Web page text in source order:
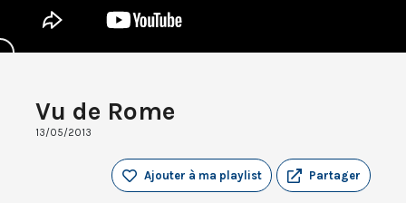
Vu de Rome
13/05/2013
Partager
Ajouter à ma playlist